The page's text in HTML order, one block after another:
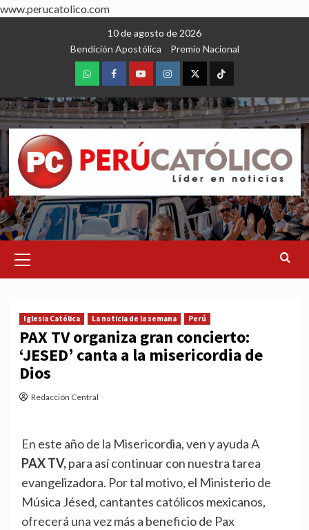
www.perucatolico.com
10 de agosto de 2026
Bendición Apostólica
Premio Nacional
WhatsAppFacebookYoutubeInstagram
X TikTok
Menu
Iglesia Católica La noticia de la semana Perú
PAX TV organiza gran concierto:
‘JESED’ canta a la misericordia de
Dios
Redacción Central
En este año de la Misericordia, ven y ayuda A
PAX TV,para así continuar con nuestra tarea
evangelizadora. Por tal motivo, el Ministerio de
Música Jésed, cantantes católicos mexicanos,
ofrecerá una vez más a beneficio de Pax